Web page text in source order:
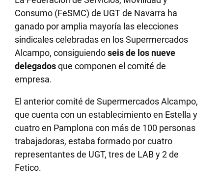
Consumo (FeSMC) de UGT de Navarra ha
ganado por amplia mayoría las elecciones
sindicales celebradas en los Supermercados
Alcampo, consiguiendoseis de los nueve
delegadosque componen el comité de
empresa.
El anterior comité de Supermercados Alcampo,
que cuenta con un establecimiento en Estella y
cuatro en Pamplona con más de 100 personas
trabajadoras, estaba formado por cuatro
representantes de UGT, tres de LAB y 2 de
Fetico.